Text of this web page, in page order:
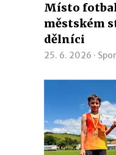
Místo
městském
dělníci
25. 6. 2026 ·